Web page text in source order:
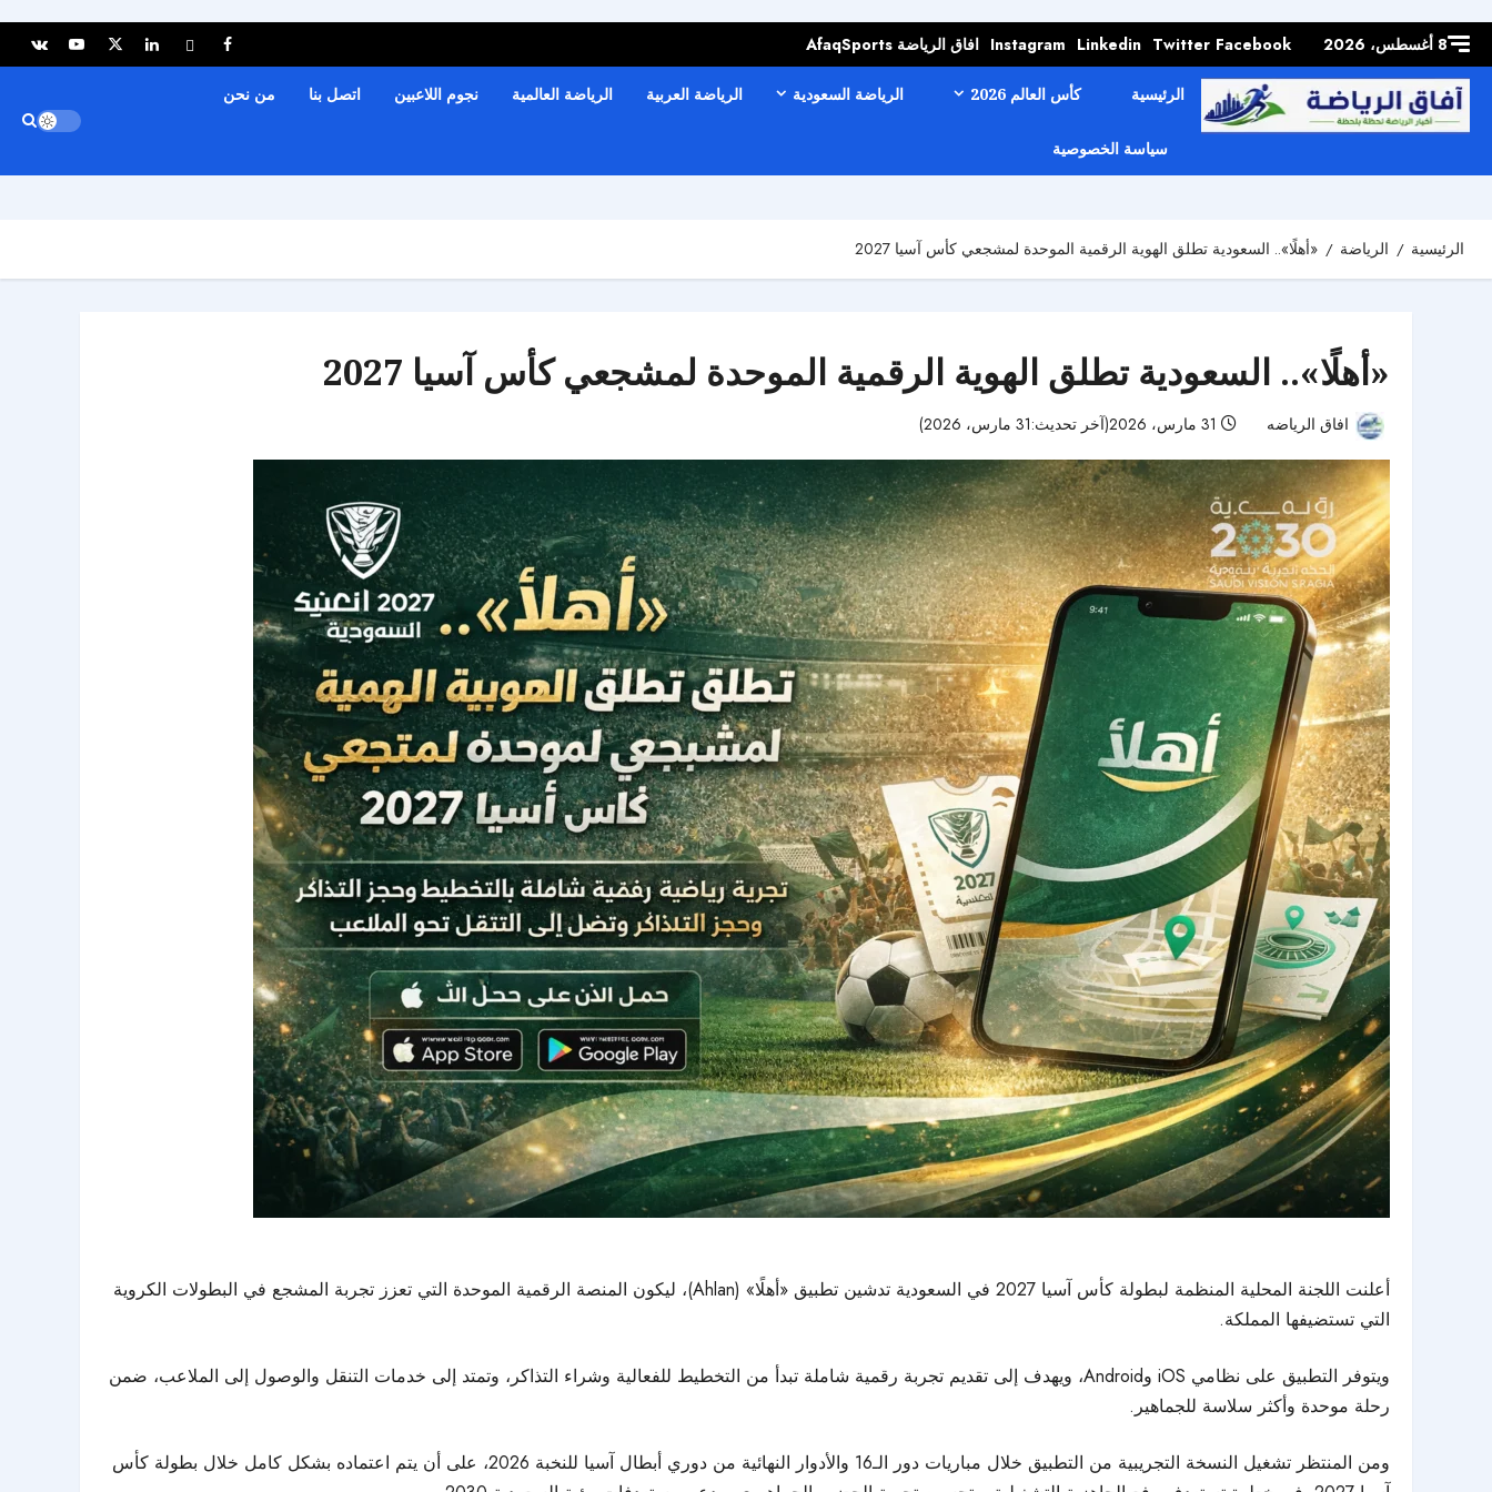
content8 أغسطس، 2026 Facebook
Twitter
Linkedin
Instagram افاق الرياضة AfaqSports
الرئيسية كأس العالم 2026 الرياضة السعودية الرياضة العربية الرياضة العالمية نجوم اللاعبين اتصل بنا من نحن
سياسة الخصوصية
الرئيسية الرياضة «أهلًا».. السعودية تطلق الهوية الرقمية الموحدة لمشجعي كأس آسيا 2027
«أهلًا».. السعودية تطلق الهوية الرقمية الموحدة لمشجعي كأس آسيا 2027
افاق الرياضه
أعلنت اللجنة المحلية المنظمة لبطولة كأس آسيا 2027 في السعودية تدشين تطبيق «أهلًا» (Ahlan)، ليكون المنصة الرقمية الموحدة التي تعزز تجربة المشجع في البطولات الكروية
التي تستضيفها المملكة.
ويتوفر التطبيق على نظامي iOS وAndroid، ويهدف إلى تقديم تجربة رقمية شاملة تبدأ من التخطيط للفعالية وشراء التذاكر، وتمتد إلى خدمات التنقل والوصول إلى الملاعب، ضمن
رحلة موحدة وأكثر سلاسة للجماهير.
ومن المنتظر تشغيل النسخة التجريبية من التطبيق خلال مباريات دور الـ16 والأدوار النهائية من دوري أبطال آسيا للنخبة 2026، على أن يتم اعتماده بشكل كامل خلال بطولة كأس